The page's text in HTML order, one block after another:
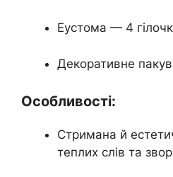
Еустома — 4
Декоративне
Особливості:
Стримана й
теплих слів та